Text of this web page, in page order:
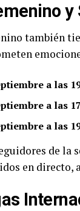
también
a las
a las
a las
de la
en directo,